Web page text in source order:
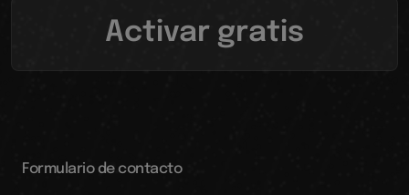
Activar gratis
Formulario de contacto